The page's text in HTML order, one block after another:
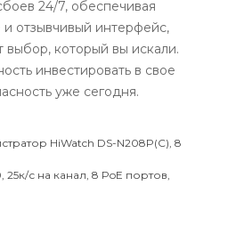
24/7, обеспечивая
отзывчивый интерфейс,
выбор, который вы искали.
инвестировать в свое
уже сегодня.
HiWatch DS-N208P(C), 8
с на канал, 8 PoE портов,